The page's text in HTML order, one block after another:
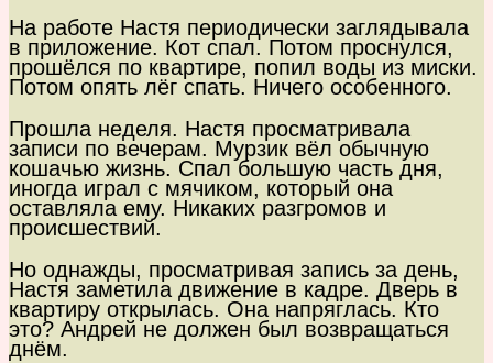
На работе Настя периодически заглядывала
в приложение. Кот спал. Потом проснулся,
прошёлся по квартире, попил воды из миски.
Потом опять лёг спать. Ничего особенного.
Прошла неделя. Настя просматривала
записи по вечерам. Мурзик вёл обычную
кошачью жизнь. Спал большую часть дня,
иногда играл с мячиком, который она
оставляла ему. Никаких разгромов и
происшествий.
Но однажды, просматривая запись за день,
Настя заметила движение в кадре. Дверь в
квартиру открылась. Она напряглась. Кто
это? Андрей не должен был возвращаться
днём.